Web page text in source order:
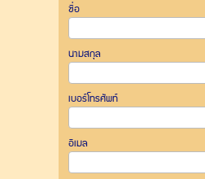
ชื่อ
นามสกุล
เบอร์โทรศัพท์
อีเมล